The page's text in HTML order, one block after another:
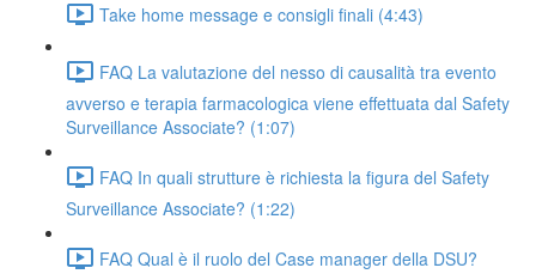
Take home message e consigli finali (4:43)
FAQ La valutazione del nesso di causalità tra evento
avverso e terapia farmacologica viene effettuata dal Safety
Surveillance Associate? (1:07)
FAQ In quali strutture è richiesta la figura del Safety
Surveillance Associate? (1:22)
FAQ Qual è il ruolo del Case manager della DSU?